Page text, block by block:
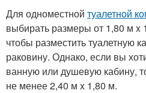
Для одноместной туалетной
выбирать размеры от 1,80 м x
чтобы разместить туалетную
раковину. Однако, если вы
ванную или душевую кабину,
не менее 2,40 м x 1,80 м.